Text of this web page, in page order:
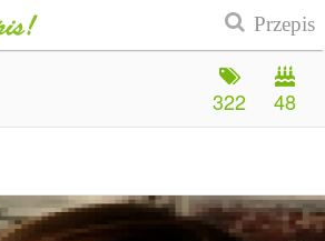
48
322